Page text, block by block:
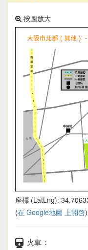
按圖放大
座標 (LatLng):
(在 Google地圖 上開啓)
火車：